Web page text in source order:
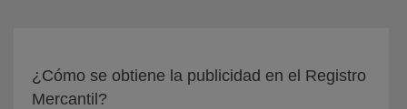
¿Cómo se obtiene la publicidad en el Registro
Mercantil?